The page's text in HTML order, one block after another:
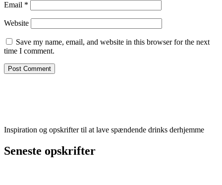
Email *
Website
Save my name, email, and website in this browser for the next
time I comment.
Inspiration og opskrifter til at lave spændende drinks derhjemme
Seneste opskrifter